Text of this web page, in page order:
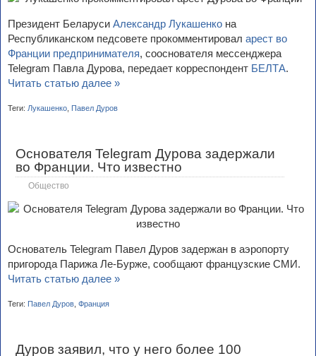
Президент Беларуси Александр Лукашенко на
Республиканском педсовете прокомментировал арест во
Франции предпринимателя, сооснователя мессенджера
Telegram Павла Дурова, передает корреспондент БЕЛТА.
Читать статью далее »
Теги: Лукашенко Павел Дуров
Основателя Telegram Дурова задержали
во Франции. Что известно
Общество
Основатель Telegram Павел Дуров задержан в аэропорту
пригорода Парижа Ле-Бурже, сообщают французские СМИ.
Читать статью далее »
Теги: Павел Дуров Франция
Дуров заявил, что у него более 100